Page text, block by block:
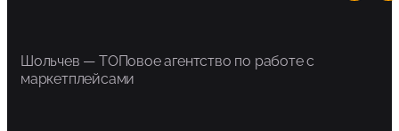
Шольчев — ТОПовое агентство по работе с
маркетплейсами